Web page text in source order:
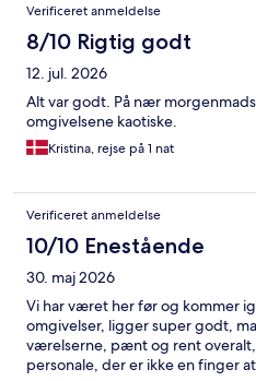
Verificeret anmeldelse
8/10 Rigtig godt
12. jul. 2026
Alt var godt. På nær
omgivelsene kaotiske.
Kristina, rejse på 1 nat
Verificeret anmeldelse
10/10 Enestående
30. maj 2026
Vi har været her før og kommer
omgivelser, ligger super godt,
værelserne, pænt og rent
personale, der er ikke en finger